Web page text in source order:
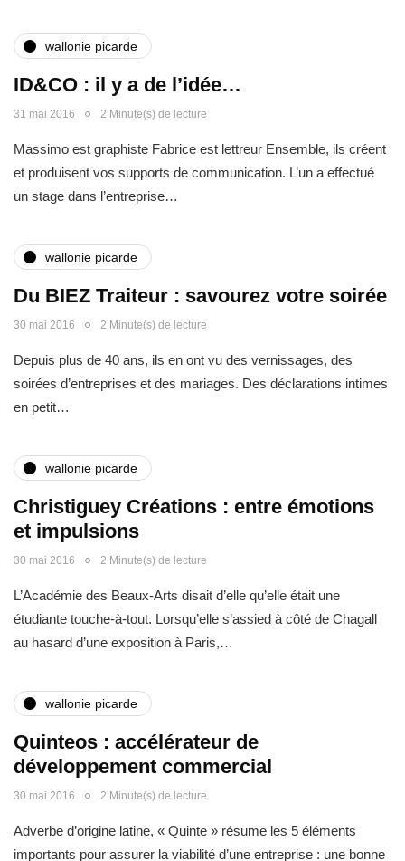
wallonie picarde
ID&CO : il y a de l’idée…
31 mai 2016 2 Minute(s) de lecture
Massimo est graphiste Fabrice est lettreur Ensemble, ils créent
et produisent vos supports de communication. L’un a effectué
un stage dans l’entreprise…
wallonie picarde
Du BIEZ Traiteur : savourez votre soirée
30 mai 2016 2 Minute(s) de lecture
Depuis plus de 40 ans, ils en ont vu des vernissages, des
soirées d’entreprises et des mariages. Des déclarations intimes
en petit…
wallonie picarde
Christiguey Créations : entre émotions
et impulsions
30 mai 2016 2 Minute(s) de lecture
L’Académie des Beaux-Arts disait d’elle qu’elle était une
étudiante touche-à-tout. Lorsqu’elle s’assied à côté de Chagall
au hasard d’une exposition à Paris,…
wallonie picarde
Quinteos : accélérateur de
développement commercial
30 mai 2016 2 Minute(s) de lecture
Adverbe d’origine latine, « Quinte » résume les 5 éléments
importants pour assurer la viabilité d’une entreprise : une bonne